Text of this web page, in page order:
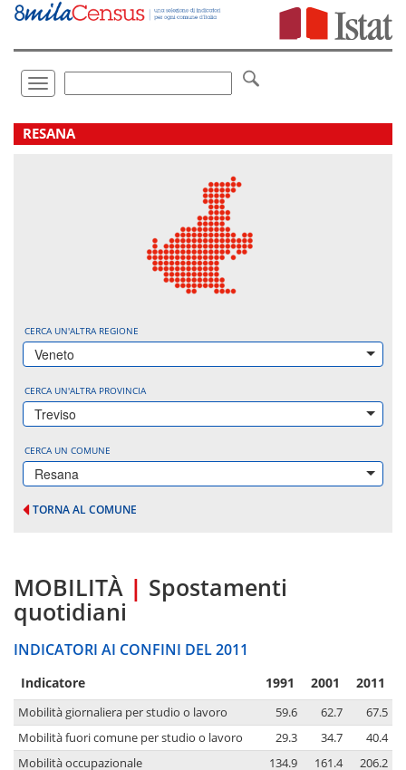
Vai
direttamente
Toggle
navigation
.
RESANA
CERCA UN'ALTRA REGIONE
Veneto
CERCA UN'ALTRA PROVINCIA
Treviso
CERCA UN COMUNE
Resana
TORNA AL COMUNE
MOBILITÀ | Spostamenti
quotidiani
INDICATORI AI CONFINI DEL 2011
Indicatore 1991 2001 2011
Mobilità giornaliera per studio o lavoro 59.6 62.7
67.5
Mobilità fuori comune per studio o lavoro
29.3 34.7
40.4
Mobilità occupazionale
134.9 161.4
206.2